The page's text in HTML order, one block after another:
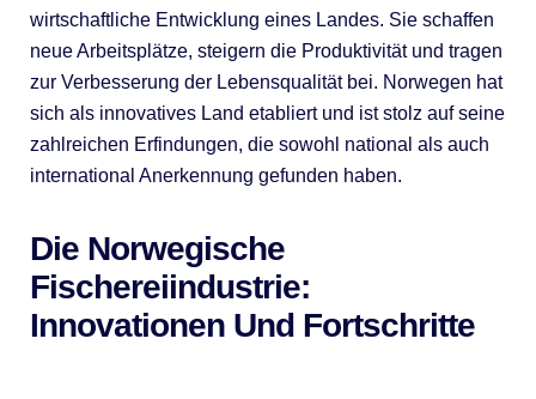
wirtschaftliche Entwicklung eines Landes. Sie schaffen
neue Arbeitsplätze, steigern die Produktivität und tragen
zur Verbesserung der Lebensqualität bei. Norwegen hat
sich als innovatives Land etabliert und ist stolz auf seine
zahlreichen Erfindungen, die sowohl national als auch
international Anerkennung gefunden haben.
Die Norwegische
Fischereiindustrie:
Innovationen Und Fortschritte